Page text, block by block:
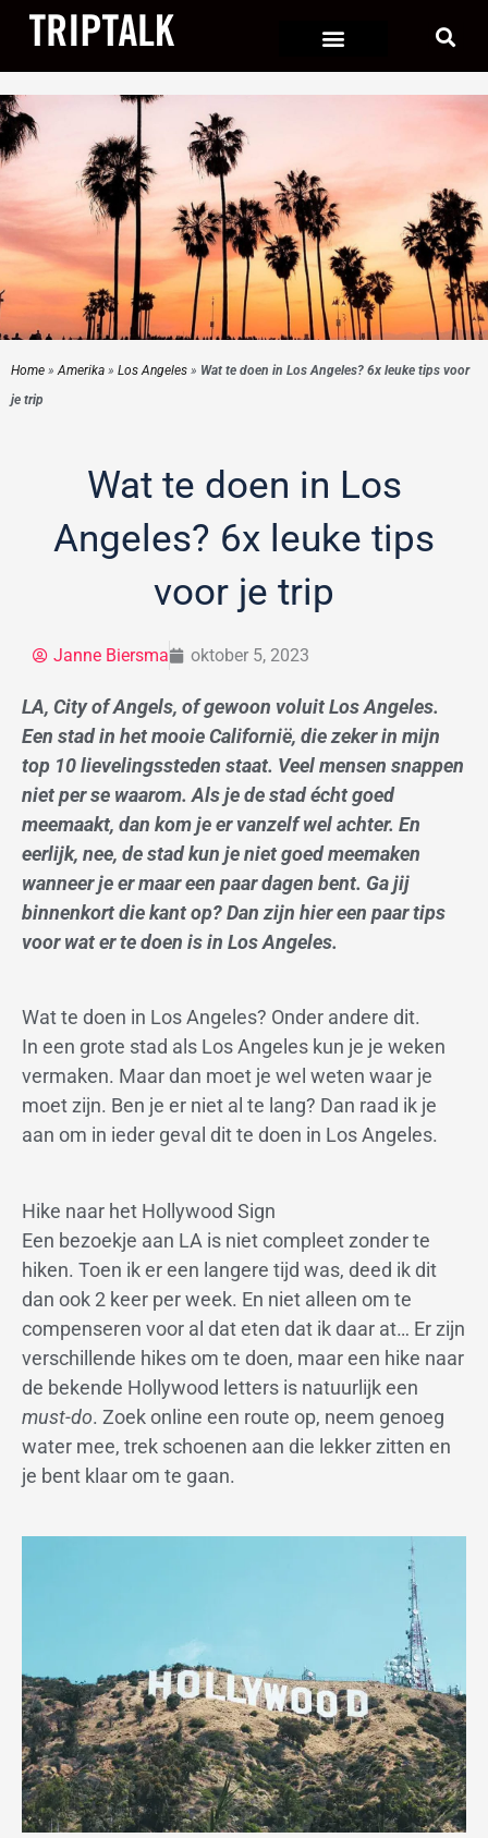
de
inhoud
Home »Amerika » Los Angeles » Wat te doen in Los Angeles? 6x leuke tips voor
je trip
Wat te doen in Los
Angeles? 6x leuke tips
voor je trip
Janne Biersma oktober 5, 2023
LA, City of Angels, of gewoon voluit Los Angeles.
Een stad in het mooie Californië, die zeker in mijn
top 10 lievelingssteden staat. Veel mensen snappen
niet per se waarom. Als je de stad écht goed
meemaakt, dan kom je er vanzelf wel achter. En
eerlijk, nee, de stad kun je niet goed meemaken
wanneer je er maar een paar dagen bent. Ga jij
binnenkort die kant op? Dan zijn hier een paar tips
voor wat er te doen is in Los Angeles.
Wat te doen in Los Angeles? Onder andere dit.
In een grote stad als Los Angeles kun je je weken
vermaken. Maar dan moet je wel weten waar je
moet zijn. Ben je er niet al te lang? Dan raad ik je
aan om in ieder geval dit te doen in Los Angeles.
Hike naar het Hollywood Sign
Een bezoekje aan LA is niet compleet zonder te
hiken. Toen ik er een langere tijd was, deed ik dit
dan ook 2 keer per week. En niet alleen om te
compenseren voor al dat eten dat ik daar at… Er zijn
verschillende hikes om te doen, maar een hike naar
de bekende Hollywood letters is natuurlijk een
must-do. Zoek online een route op, neem genoeg
water mee, trek schoenen aan die lekker zitten en
je bent klaar om te gaan.